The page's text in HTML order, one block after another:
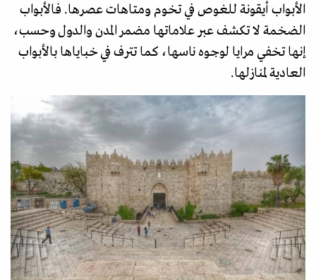
الأبواب أيقونة للغوص في تخوم ومتاهات عصرها. فالأبواب
الضخمة لا تكشف عبر علاماتها مضمر المدن والدول وحسب،
إنها تخفي مرايا لوجوه ناسها، كما تترف في خباياها بالأبواب
العادية لمنازلها.